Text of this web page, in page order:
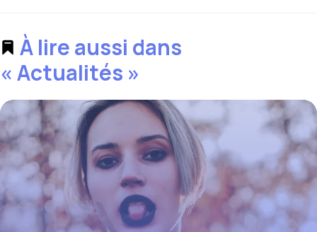
À lire aussi dans
« Actualités »